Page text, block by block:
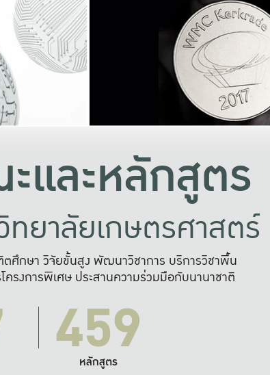
วมมือกับชุมชน เพื่อความกินดีอยู่ดี
และความสุขอย่างยั่งยืน
มองปัญหาในภาพกว้าง
แก้ไขจากปัญหาจุดเล็กๆ
และหลักสูตร
ทยาลัยเกษตรศาสตร์
ศึกษา วิจัยขั้นสูง พัฒนาวิชาการ บริการวิชาพื้น
ครงการพิเศษ ประสานความร่วมมือกับนานาชาติ
459
หลักสูตร